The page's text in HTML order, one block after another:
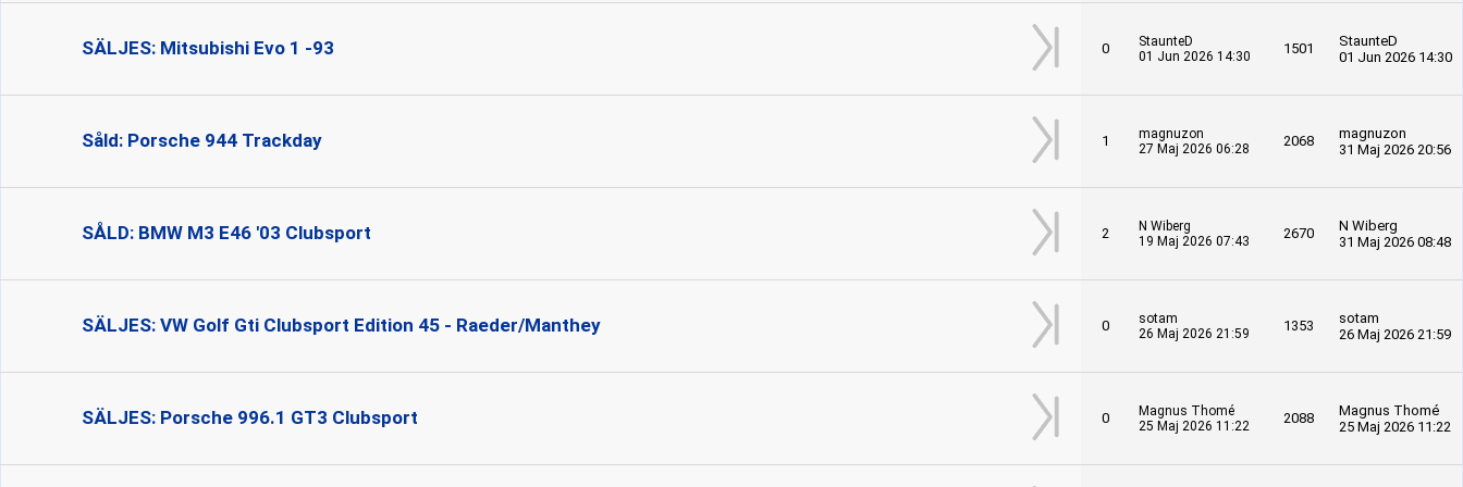
SÄLJES: Mitsubishi Evo 1 -93 0
StaunteD
01 Jun 2026 14:30
1501
StaunteD
01 Jun 2026 14:30
Såld: Porsche 944 Trackday 1
magnuzon
27 Maj 2026 06:28
2068
magnuzon
31 Maj 2026 20:56
SÅLD: BMW M3 E46 '03 Clubsport 2
N Wiberg
19 Maj 2026 07:43
2670
N Wiberg
31 Maj 2026 08:48
SÄLJES: VW Golf Gti Clubsport Edition 45 - Raeder/Manthey 0
sotam
26 Maj 2026 21:59
1353
sotam
26 Maj 2026 21:59
SÄLJES: Porsche 996.1 GT3 Clubsport 0
Magnus Thomé
25 Maj 2026 11:22
2088
Magnus Thomé
25 Maj 2026 11:22